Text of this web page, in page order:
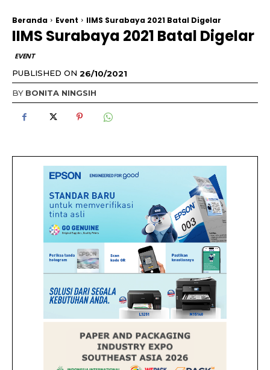
Beranda Event IIMS Surabaya 2021 Batal Digelar
IIMS Surabaya 2021 Batal Digelar
EVENT
PUBLISHED ON 26/10/2021
BY BONITA NINGSIH